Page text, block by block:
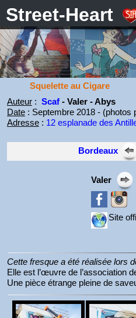
Street-Heart
Squelette au Cigare
Auteur: Scaf - Valer - Abys
Date: Septembre 2018 - (photos
Adresse: 12 esplanade des
Bordeaux
Valer
Site
Cette fresque a été réalisée lors
Elle est l’œuvre de l’association
Une pièce étrange pleine de